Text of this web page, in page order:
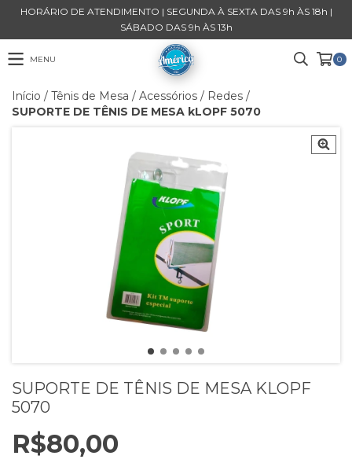
HORÁRIO DE ATENDIMENTO | SEGUNDA À SEXTA DAS 9h ÀS 18h |
SÁBADO DAS 9h ÀS 13h
MENU 0
Início / Tênis de Mesa / Acessórios / Redes /
SUPORTE DE TÊNIS DE MESA kLOPF 5070
SUPORTE DE TÊNIS DE MESA KLOPF
5070
R$80,00